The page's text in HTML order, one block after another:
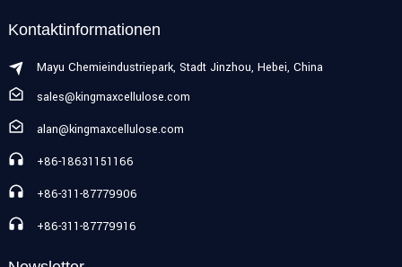
Kontaktinformationen
Mayu Chemieindustriepark, Stadt Jinzhou, Hebei, China
sales@kingmaxcellulose.com
alan@kingmaxcellulose.com
+86-18631151166
+86-311-87779906
+86-311-87779916